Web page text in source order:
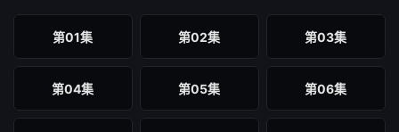
第01集 第02集 第03集
第04集 第05集 第06集